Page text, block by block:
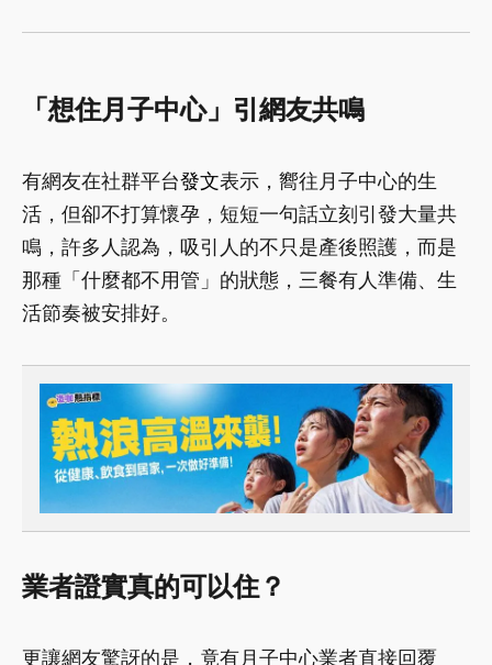
「想住月子中心」引網友共鳴
有網友在社群平台發文表示，嚮往月子中心的生
活，但卻不打算懷孕，短短一句話立刻引發大量共
鳴，許多人認為，吸引人的不只是產後照護，而是
那種「什麼都不用管」的狀態，三餐有人準備、生
活節奏被安排好。
業者證實真的可以住？
更讓網友驚訝的是，竟有月子中心業者直接回覆